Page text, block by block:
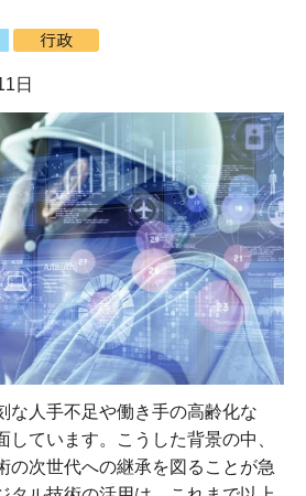
日
な人手不足や働き手の高齢化な
しています。こうした背景の中、
の次世代への継承を図ることが急